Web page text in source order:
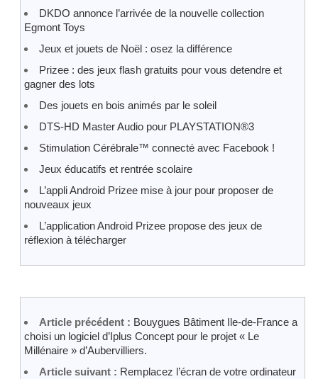
DKDO annonce l’arrivée de la nouvelle collection
Egmont Toys
Jeux et jouets de Noël : osez la différence
Prizee : des jeux flash gratuits pour vous detendre et
gagner des lots
Des jouets en bois animés par le soleil
DTS-HD Master Audio pour PLAYSTATION®3
Stimulation Cérébrale™ connecté avec Facebook !
Jeux éducatifs et rentrée scolaire
L’appli Android Prizee mise à jour pour proposer de
nouveaux jeux
L’application Android Prizee propose des jeux de
réflexion à télécharger
Article précédent : Bouygues Bâtiment Ile-de-France a
choisi un logiciel d’Iplus Concept pour le projet « Le
Millénaire » d’Aubervilliers.
Article suivant : Remplacez l’écran de votre ordinateur